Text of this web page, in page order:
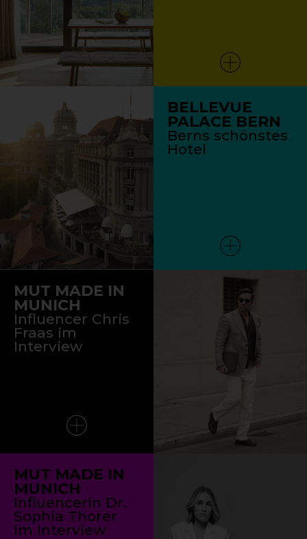
BELLEVUE
PALACE BERN
Berns schönstes
Hotel
MUT MADE IN
MUNICH
Influencer Chris
Fraas im
Interview
MUT MADE IN
MUNICH
Influencerin Dr.
Sophia Thorer
im Interview